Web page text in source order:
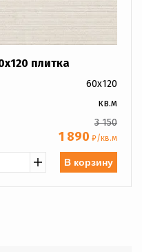
плитка
60x120
кв.м
3 150
1 890 ₽/кв.м
В корзину